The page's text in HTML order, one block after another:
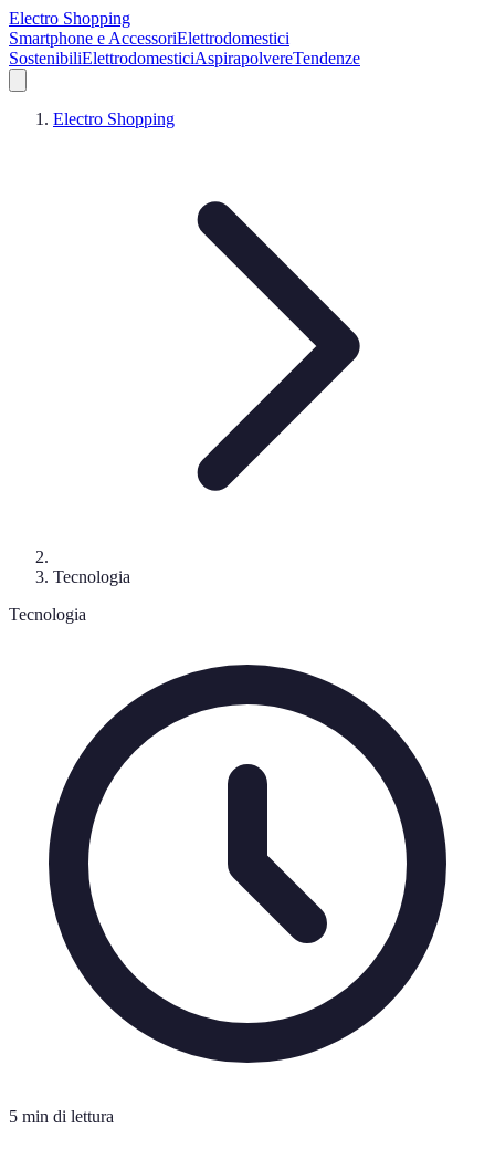
Electro Shopping
Smartphone e AccessoriElettrodomestici
SostenibiliElettrodomesticiAspirapolvereTendenze
Electro Shopping
Tecnologia
Tecnologia
5 min di lettura